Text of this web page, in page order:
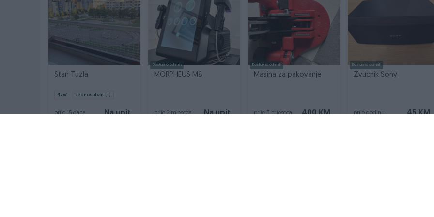
Stan Tuzla
47㎡ Jednosoban (1)
Na upit
prije 15 dana
Dostupno odmah
MORPHEUS M8
Na upit
prije 2 mjeseca
Dostupno odmah
Masina za pakovanje
400 KM
prije 3 mjeseca
Dostupno odmah
Zvucnik Sony
45 KM
prije godinu